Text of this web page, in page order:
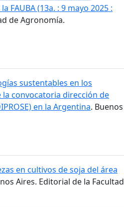
FAUBA (13a. : 9 mayo 2025 :
de Agronomía.
sustentables en los
convocatoria dirección de
en la Argentina. Buenos
en cultivos de soja del área
Aires. Editorial de la Facultad